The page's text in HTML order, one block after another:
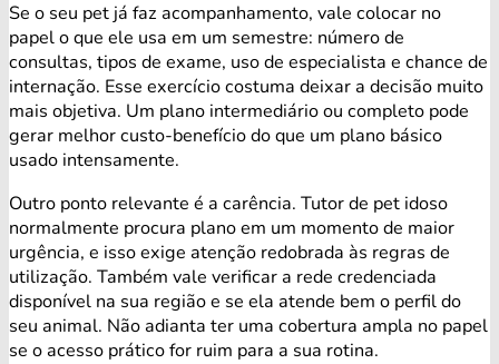
Se o seu pet já faz acompanhamento, vale colocar no
papel o que ele usa em um semestre: número de
consultas, tipos de exame, uso de especialista e chance de
internação. Esse exercício costuma deixar a decisão muito
mais objetiva. Um plano intermediário ou completo pode
gerar melhor custo-benefício do que um plano básico
usado intensamente.
Outro ponto relevante é a carência. Tutor de pet idoso
normalmente procura plano em um momento de maior
urgência, e isso exige atenção redobrada às regras de
utilização. Também vale verificar a rede credenciada
disponível na sua região e se ela atende bem o perfil do
seu animal. Não adianta ter uma cobertura ampla no papel
se o acesso prático for ruim para a sua rotina.